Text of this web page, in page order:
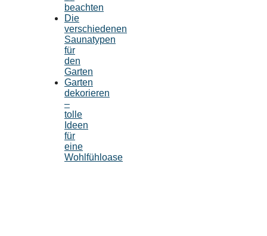
beachten
Die
verschiedenen
Saunatypen
für
den
Garten
Garten
dekorieren
–
tolle
Ideen
für
eine
Wohlfühloase